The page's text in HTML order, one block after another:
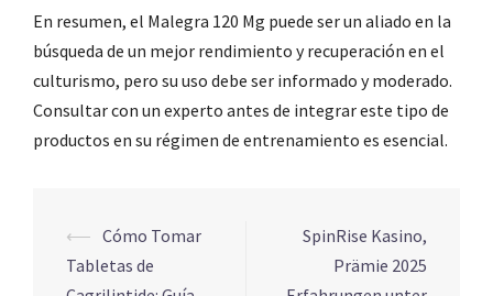
En resumen, el Malegra 120 Mg puede ser un aliado en la
búsqueda de un mejor rendimiento y recuperación en el
culturismo, pero su uso debe ser informado y moderado.
Consultar con un experto antes de integrar este tipo de
productos en su régimen de entrenamiento es esencial.
Navigation
d’article
⟵ Cómo Tomar
Tabletas de
SpinRise Kasino,
Prämie 2025